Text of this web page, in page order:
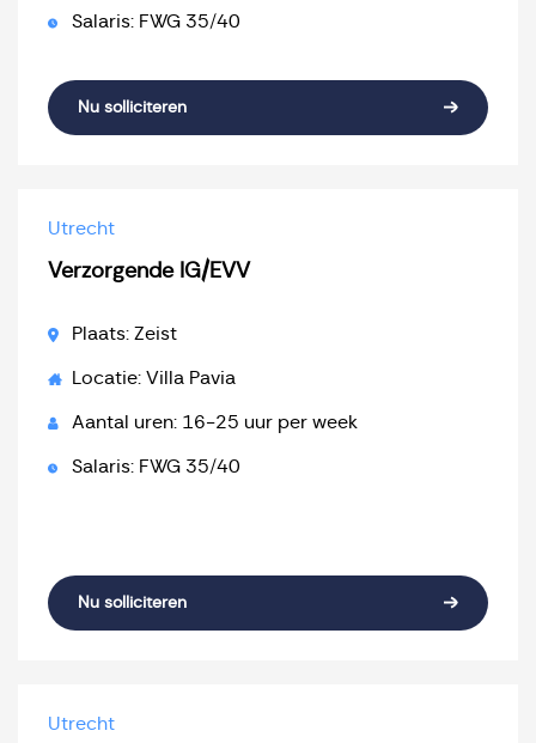
Salaris: FWG 35/40
Nu solliciteren
Utrecht
Verzorgende IG/EVV
Plaats: Zeist
Locatie: Villa Pavia
Aantal uren: 16-25 uur per week
Salaris: FWG 35/40
Nu solliciteren
Utrecht